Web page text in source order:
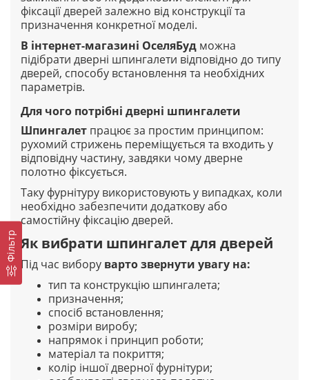
Фільтр
фіксації дверей залежно від конструкції та
призначення конкретної моделі.
В інтернет-магазині ОселяБуд можна
підібрати дверні шпингалети відповідно до типу
дверей, способу встановлення та необхідних
параметрів.
Для чого потрібні дверні шпингалети
Шпингалет працює за простим принципом:
рухомий стрижень переміщується та входить у
відповідну частину, завдяки чому дверне
полотно фіксується.
Таку фурнітуру використовують у випадках, коли
необхідно забезпечити додаткову або
самостійну фіксацію дверей.
Як вибрати шпингалет для дверей
Під час вибору варто звернути увагу на:
тип та конструкцію шпингалета;
призначення;
спосіб встановлення;
розміри виробу;
напрямок і принцип роботи;
матеріал та покриття;
колір іншої дверної фурнітури;